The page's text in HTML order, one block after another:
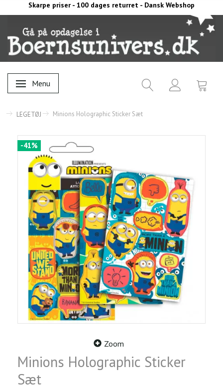
Skarpe priser - 100 dages returret - Dansk Webshop
Skifte navigation
Menu
LEGETØJ Minions Holographic Sticker Sæt
-41%
Zoom
Minions Holographic Sticker
Sæt